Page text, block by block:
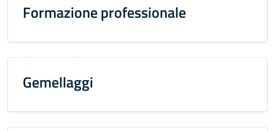
Formazione professionale
Gemellaggi